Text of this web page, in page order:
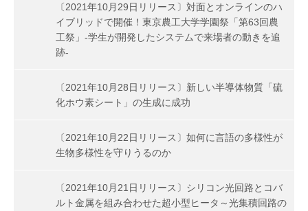
〔2021年10月29日リリース〕対面とオンラインのハ
イブリッドで開催！東京農工大学学園祭「第63回農
工祭」-学生が開発したシステムで来場者の動きを追
跡-
〔2021年10月28日リリース〕新しい半導体物質「硫
化ホウ素シート」の生成に成功
〔2021年10月22日リリース〕如何に言語の多様性が
生物多様性を守りうるのか
〔2021年10月21日リリース〕シリコン光回路とコバ
ルト金属を組み合わせた超小型ヒータ～光集積回路の